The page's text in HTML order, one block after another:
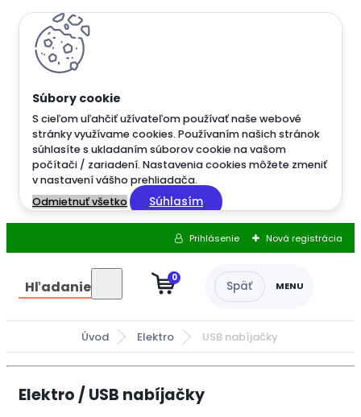
S cieľom uľahčiť užívateľom používať naše webové
stránky využívame cookies. Používaním našich stránok
súhlasíte s ukladaním súborov cookie na vašom
počítači / zariadení. Nastavenia cookies môžete zmeniť
v nastavení vášho prehliadača.
Odmietnuť všetko
Súhlasím
Prihlásenie Nová registrácia
Hľadanie 0
Úvod Elektro USB nabíjačky
Elektro / USB nabíjačky